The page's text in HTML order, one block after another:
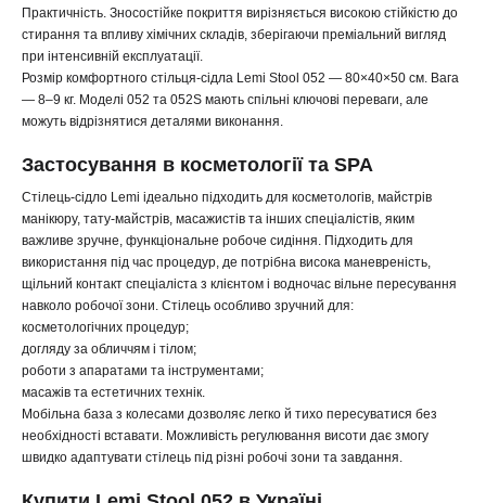
Практичність. Зносостійке покриття вирізняється високою стійкістю до
стирання та впливу хімічних складів, зберігаючи преміальний вигляд
при інтенсивній експлуатації.
Розмір комфортного стільця-сідла Lemi Stool 052 — 80×40×50 см. Вага
— 8–9 кг. Моделі 052 та 052S мають спільні ключові переваги, але
можуть відрізнятися деталями виконання.
Застосування в косметології та SPA
Стілець-сідло Lemi ідеально підходить для косметологів, майстрів
манікюру, тату-майстрів, масажистів та інших спеціалістів, яким
важливе зручне, функціональне робоче сидіння. Підходить для
використання під час процедур, де потрібна висока маневреність,
щільний контакт спеціаліста з клієнтом і водночас вільне пересування
навколо робочої зони. Стілець особливо зручний для:
косметологічних процедур;
догляду за обличчям і тілом;
роботи з апаратами та інструментами;
масажів та естетичних технік.
Мобільна база з колесами дозволяє легко й тихо пересуватися без
необхідності вставати. Можливість регулювання висоти дає змогу
швидко адаптувати стілець під різні робочі зони та завдання.